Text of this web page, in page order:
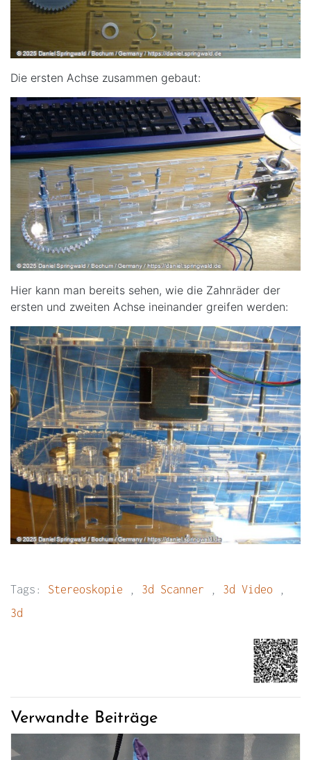
Die ersten Achse zusammen gebaut:
Hier kann man bereits sehen, wie die Zahnräder der
ersten und zweiten Achse ineinander greifen werden:
Tags: Stereoskopie 3d Scanner 3d Video
3d
Verwandte Beiträge